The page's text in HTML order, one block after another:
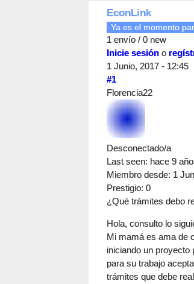
EconLink
Ya es el momento
1 envío / 0 new
Inicie sesión o
1 Junio, 2017 - 12:45
#1
Florencia22
Desconectado/a
Last seen: hace 9
Miembro desde: 1
Prestigio: 0
¿Qué trámites debo
Hola, consulto lo
Mi mamá es ama de
iniciando un proyecto
para su trabajo
trámites que debe